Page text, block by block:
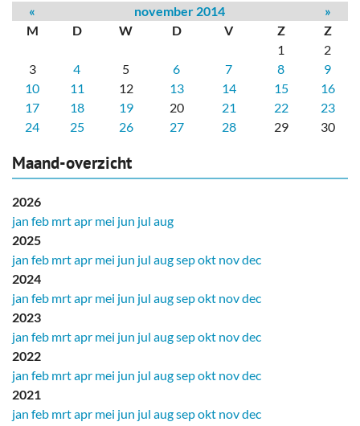
« november 2014
»
M
D W D V Z
Z
1
2
3
4 5 6 7 8
9
10
11 12 13 14 15
16
17
18 19 20 21 22
23
24
25 26 27 28 29 30
Maand-overzicht
2026
jan feb mrtapr mei jun jul aug
2025
jan feb mrtapr mei jun jul augsepokt novdec
2024
jan feb mrtapr mei jun jul augsepokt novdec
2023
jan feb mrtapr mei jun jul augsepokt novdec
2022
jan feb mrtapr mei jun jul augsepokt novdec
2021
jan feb mrtapr mei jun jul augsepokt novdec